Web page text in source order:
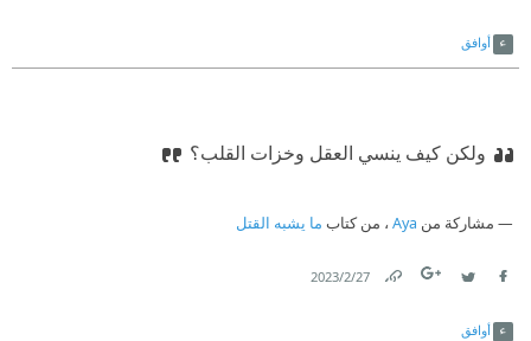
أوافق
ولكن كيف ينسي العقل وخزات القلب؟
مشاركة من Aya ، من كتاب ما يشبه القتل
27‏/2‏/2023
أوافق